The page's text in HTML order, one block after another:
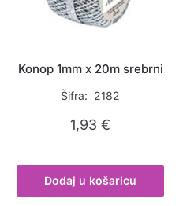
Konop 1mm x 20m srebrni
Šifra: 2182
1,93€
Dodaj u košaricu